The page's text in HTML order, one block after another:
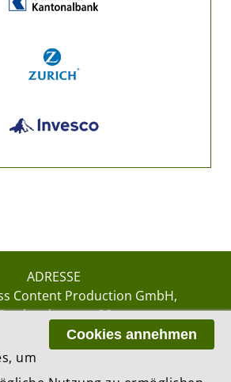
ADRESSE
Content Production GmbH
38
8002 ZürichCookies annehmen
um